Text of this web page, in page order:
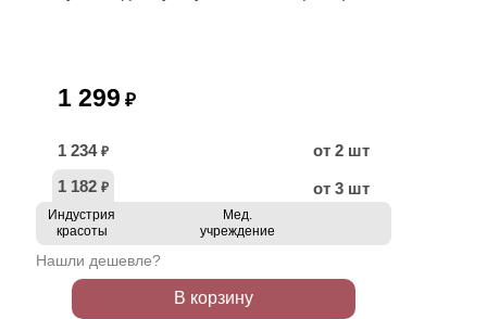
1 299 ₽
1 234 ₽
от 2 шт
1 182 ₽ от 3 шт
Индустрия
красоты
Мед.
учреждение
Нашли дешевле?
В корзину